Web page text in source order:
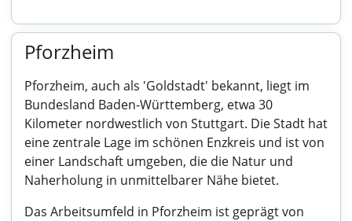
Pforzheim
Pforzheim, auch als 'Goldstadt' bekannt, liegt im
Bundesland Baden-Württemberg, etwa 30
Kilometer nordwestlich von Stuttgart. Die Stadt hat
eine zentrale Lage im schönen Enzkreis und ist von
einer Landschaft umgeben, die die Natur und
Naherholung in unmittelbarer Nähe bietet.
Das Arbeitsumfeld in Pforzheim ist geprägt von